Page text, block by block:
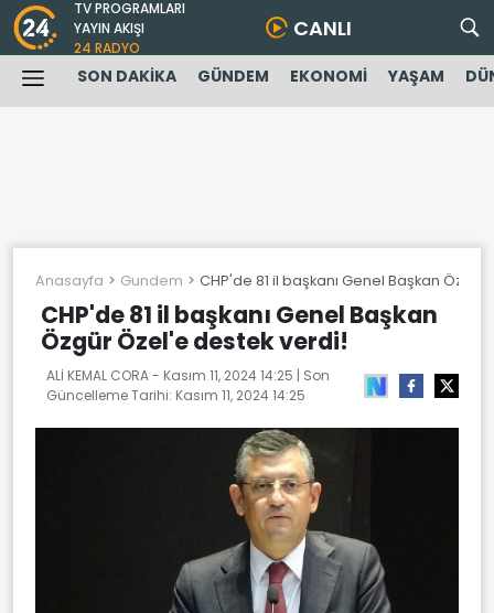
TV PROGRAMLARI
YAYIN AKIŞI
24 RADYO
CANLI
SON DAKİKA GÜNDEM EKONOMİ YAŞAM
Anasayfa Gundem CHP'de 81 il başkanı Genel Başkan
CHP'de 81 il başkanı Genel Başkan
Özgür Özel'e destek verdi!
ALİ KEMAL CORA - Kasım 11, 2024 14:25 | Son
Güncelleme Tarihi: Kasım 11, 2024 14:25